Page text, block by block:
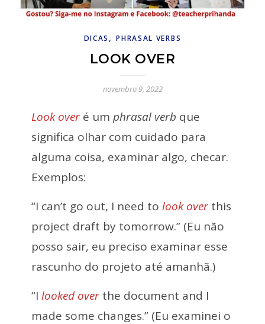
DICAS ,PHRASAL VERBS
LOOK OVER
novembro 9, 2022
Look over é um phrasal verb que
significa olhar com cuidado para
alguma coisa, examinar algo, checar.
Exemplos:
“I can’t go out, I need to look overthis
project draft by tomorrow.” (Eu não
posso sair, eu preciso examinar esse
rascunho do projeto até amanhã.)
“I looked overthe document and I
made some changes.” (Eu examinei o